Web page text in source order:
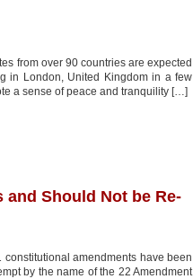
from over 90 countries are expected
in London, United Kingdom in a few
a sense of peace and tranquility […]
and Should Not be Re-
amendments have been
by the name of the 22 Amendment